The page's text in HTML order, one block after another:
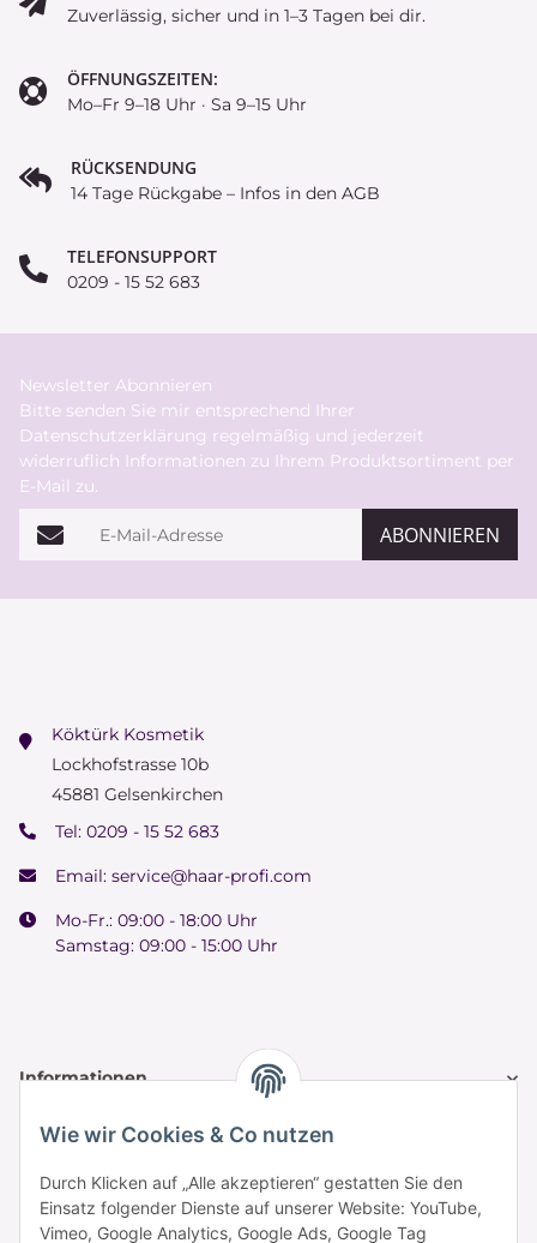
Wie wir Cookies & Co nutzen
Durch Klicken auf „Alle akzeptieren“ gestatten Sie den
Einsatz folgender Dienste auf unserer Website: YouTube,
Vimeo, Google Analytics, Google Ads, Google Tag
Zuverlässig, sicher und in 1–3 Tagen bei dir.
ÖFFNUNGSZEITEN:
Mo–Fr 9–18 Uhr · Sa 9–15 Uhr
RÜCKSENDUNG
14 Tage Rückgabe – Infos in den AGB
TELEFONSUPPORT
0209 - 15 52 683
Newsletter Abonnieren
Bitte senden Sie mir entsprechend Ihrer
Datenschutzerklärung regelmäßig und jederzeit
widerruflich Informationen zu Ihrem Produktsortiment per
E-Mail zu.
E-Mail-Adresse ABONNIEREN
Köktürk Kosmetik
Lockhofstrasse 10b
45881 Gelsenkirchen
Tel: 0209 - 15 52 683
Email: service@haar-profi.com
Mo-Fr.: 09:00 - 18:00 Uhr
Samstag: 09:00 - 15:00 Uhr
Informationen